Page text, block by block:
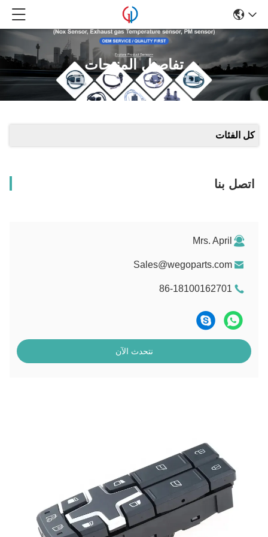
تفاصيل المنتجات
كل الفئات
اتصل بنا
Mrs. April
Sales@wegoparts.com
86-18100162701
نتحدث الآن